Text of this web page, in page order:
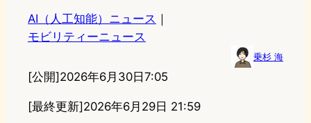
AI（人工知能）ニュース ｜
モビリティーニュース
乗杉 海
[公開]2026年6月30日7:05
[最終更新]2026年6月29日 21:59